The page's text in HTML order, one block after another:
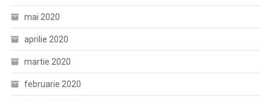
mai 2020
aprilie 2020
martie 2020
februarie 2020